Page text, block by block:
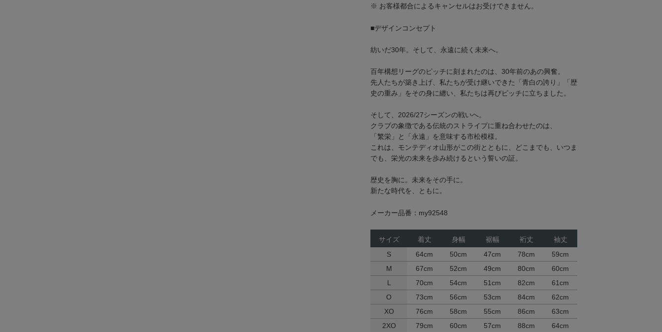
※ お客様都合によるキャンセルはお受けできません。
■デザインコンセプト
紡いだ30年。そして、永遠に続く未来へ。
百年構想リーグのピッチに刻まれたのは、30年前のあの興奮。
先人たちが築き上げ、私たちが受け継いできた「青白の誇り」「歴
史の重み」をその身に纏い、私たちは再びピッチに立ちました。
そして、2026/27シーズンの戦いへ。
クラブの象徴である伝統のストライプに重ね合わせたのは、
「繁栄」と「永遠」を意味する市松模様。
これは、モンテディオ山形がこの街とともに、どこまでも、いつま
でも、栄光の未来を歩み続けるという誓いの証。
歴史を胸に。未来をその手に。
新たな時代を、ともに。
メーカー品番：my92548
サイズ 着丈 身幅 裾幅 裄丈
袖丈
S
64cm 50cm 47cm 78cm
59cm
M
67cm 52cm 49cm 80cm
60cm
L
70cm 54cm 51cm 82cm
61cm
O
73cm 56cm 53cm 84cm
62cm
XO
76cm 58cm 55cm 86cm
63cm
2XO
79cm 60cm 57cm 88cm
64cm